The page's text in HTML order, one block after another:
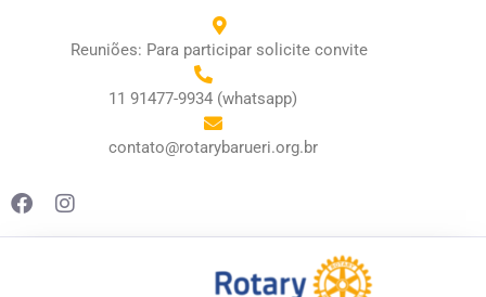
Reuniões: Para participar solicite convite
11 91477-9934 (whatsapp)
contato@rotarybarueri.org.br